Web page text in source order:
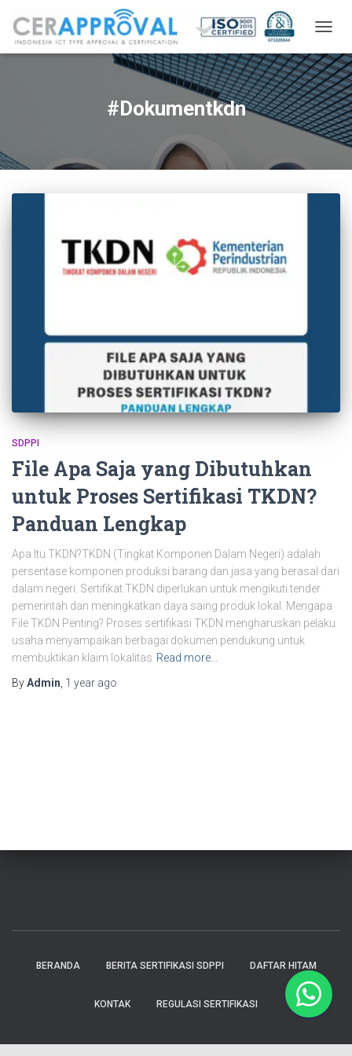
#Dokumentkdn
SDPPI
File Apa Saja yang Dibutuhkan
untuk Proses Sertifikasi TKDN?
Panduan Lengkap
Apa Itu TKDN?TKDN (Tingkat Komponen Dalam Negeri) adalah
persentase komponen produksi barang dan jasa yang berasal dari
dalam negeri. Sertifikat TKDN diperlukan untuk mengikuti tender
pemerintah dan meningkatkan daya saing produk lokal. Mengapa
File TKDN Penting? Proses sertifikasi TKDN mengharuskan pelaku
usaha menyampaikan berbagai dokumen pendukung untuk
membuktikan klaim lokalitas Read more…
ByAdmin 1 year ago
BERANDA BERITA SERTIFIKASI SDPPI DAFTAR HITAM
KONTAK REGULASI SERTIFIKASI